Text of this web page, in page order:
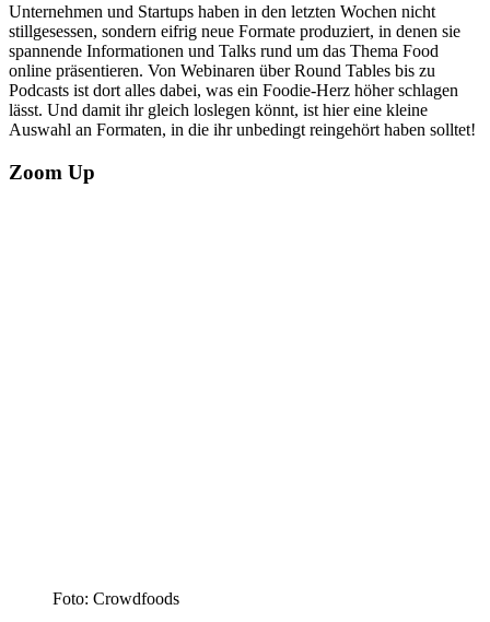
Unternehmen und Startups haben in den letzten Wochen nicht
stillgesessen, sondern eifrig neue Formate produziert, in denen sie
spannende Informationen und Talks rund um das Thema Food
online präsentieren. Von Webinaren über Round Tables bis zu
Podcasts ist dort alles dabei, was ein Foodie-Herz höher schlagen
lässt. Und damit ihr gleich loslegen könnt, ist hier eine kleine
Auswahl an Formaten, in die ihr unbedingt reingehört haben solltet!
Zoom Up
Foto: Crowdfoods